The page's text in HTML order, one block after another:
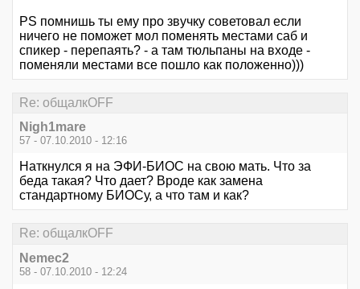
PS помнишь ты ему про звучку советовал если
ничего не поможет мол поменять местами саб и
спикер - перепаять? - а там тюльпаны на входе -
поменяли местами все пошло как положенно)))
Re: общалкOFF
Nigh1mare
57 - 07.10.2010 - 12:16
Наткнулся я на ЭФИ-БИОС на свою мать. Что за
беда такая? Что дает? Вроде как замена
стандартному БИОСу, а что там и как?
Re: общалкOFF
Nemec2
58 - 07.10.2010 - 12:24